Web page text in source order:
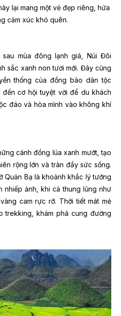
lại mang một vẻ đẹp riêng, hứa
cảm xúc khó quên.
mùa đông lạnh giá, Núi Đôi
sắc xanh non tươi mới. Đây cũng
thống của đồng bào dân tộc
đến cơ hội tuyệt vời để du khách
đáo và hòa mình vào không khí
cánh đồng lúa xanh mướt, tạo
rộng lớn và tràn đầy sức sống.
Quản Bạ là khoảnh khắc lý tưởng
nhiếp ảnh, khi cả thung lũng như
cam rực rỡ. Thời tiết mát mẻ
trekking, khám phá cung đường